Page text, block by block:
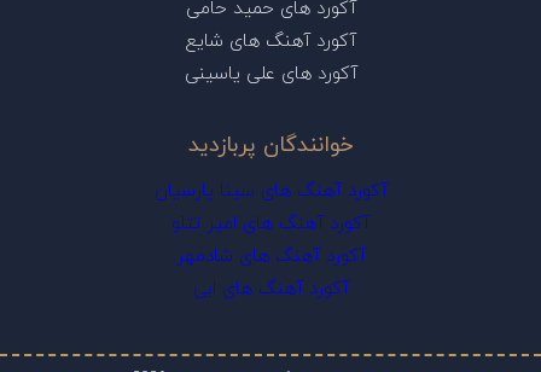
آکورد های حمید حامی
آکورد آهنگ های شایع
آکورد های علی یاسینی
خوانندگان پربازدید
آکورد آهنگ های سینا پارسیان
آکورد آهنگ های امیر تتلو
آکورد آهنگ های شادمهر
آکورد آهنگ های ابی